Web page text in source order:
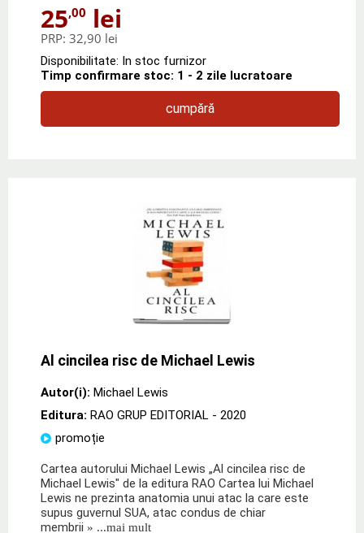
25,00 lei
PRP: 32,90 lei
Disponibilitate: In stoc furnizor
Timp confirmare stoc: 1 - 2 zile lucratoare
cumpără
Al cincilea risc de Michael Lewis
Autor(i): Michael Lewis
Editura: RAO GRUP EDITORIAL - 2020
promoție
Cartea autorului Michael Lewis „Al cincilea risc de
Michael Lewis" de la editura RAO Cartea lui Michael
Lewis ne prezinta anatomia unui atac la care este
supus guvernul SUA, atac condus de chiar
membrii » ...mai mult